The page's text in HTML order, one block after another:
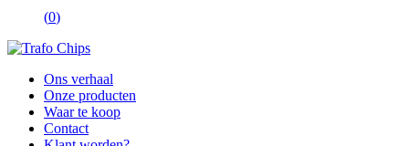
(0)
Ons verhaal
Onze producten
Waar te koop
Contact